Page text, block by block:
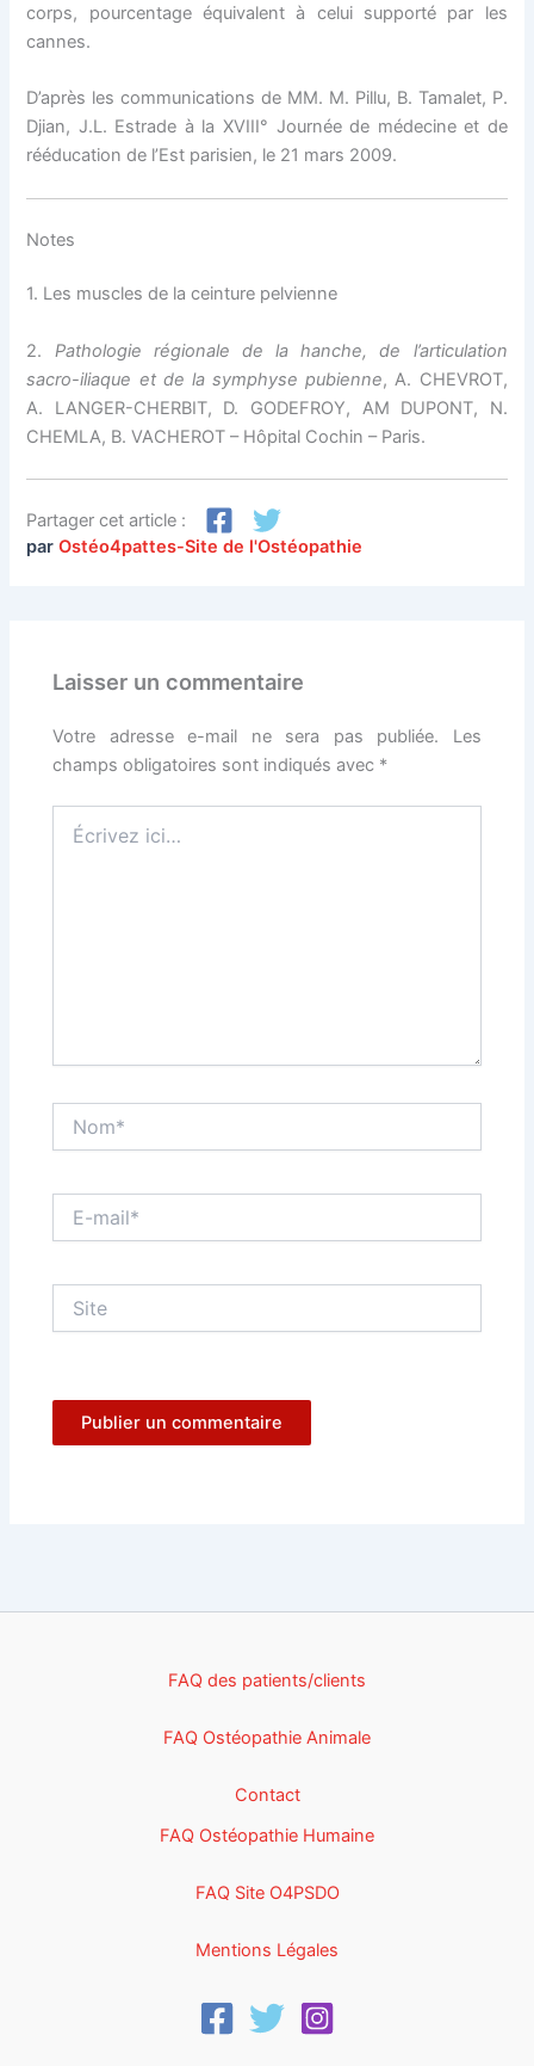
corps, pourcentage équivalent à celui supporté par les
cannes.
D’après les communications de MM. M. Pillu, B. Tamalet, P.
Djian, J.L. Estrade à la XVIII° Journée de médecine et de
rééducation de l’Est parisien, le 21 mars 2009.
Notes
1. Les muscles de la ceinture pelvienne
2. Pathologie régionale de la hanche, de l’articulation
sacro-iliaque et de la symphyse pubienne, A. CHEVROT,
A. LANGER-CHERBIT, D. GODEFROY, AM DUPONT, N.
CHEMLA, B. VACHEROT – Hôpital Cochin – Paris.
Partager cet article :
parOstéo4pattes-Site de l'Ostéopathie
Laisser un commentaire
Votre adresse e-mail ne sera pas publiée.
Les
champs obligatoires sont indiqués avec *
ici…
mail*
FAQ des patients/clients
FAQ Ostéopathie Animale
Contact
FAQ Ostéopathie Humaine
FAQ Site O4PSDO
Mentions Légales